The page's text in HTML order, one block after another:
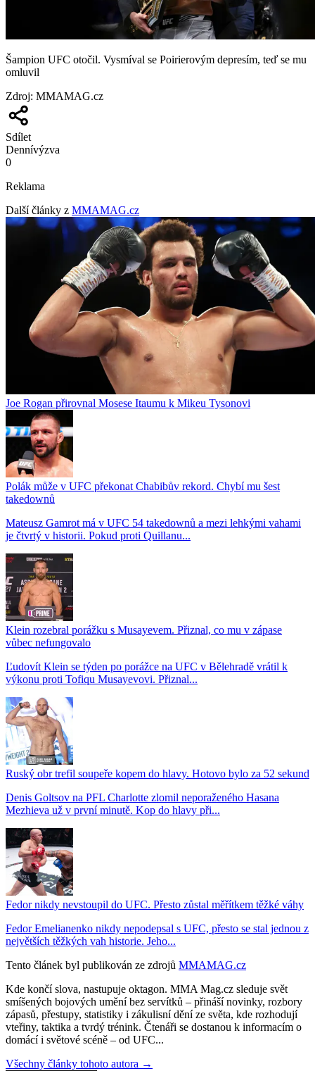
Šampion UFC otočil. Vysmíval se Poirierovým depresím, teď se mu
omluvil
Zdroj: MMAMAG.cz
Sdílet
Dennívýzva
0
Reklama
Další články z MMAMAG.cz
Joe Rogan přirovnal Mosese Itaumu k Mikeu Tysonovi
Polák může v UFC překonat Chabibův rekord. Chybí mu šest
takedownů
Mateusz Gamrot má v UFC 54 takedownů a mezi lehkými vahami
je čtvrtý v historii. Pokud proti Quillanu...
Klein rozebral porážku s Musayevem. Přiznal, co mu v zápase
vůbec nefungovalo
Ľudovít Klein se týden po porážce na UFC v Bělehradě vrátil k
výkonu proti Tofiqu Musayevovi. Přiznal...
Ruský obr trefil soupeře kopem do hlavy. Hotovo bylo za 52 sekund
Denis Goltsov na PFL Charlotte zlomil neporaženého Hasana
Mezhieva už v první minutě. Kop do hlavy při...
Fedor nikdy nevstoupil do UFC. Přesto zůstal měřítkem těžké váhy
Fedor Emelianenko nikdy nepodepsal s UFC, přesto se stal jednou z
největších těžkých vah historie. Jeho...
Tento článek byl publikován ze zdrojů MMAMAG.cz
Kde končí slova, nastupuje oktagon. MMA Mag.cz sleduje svět
smíšených bojových umění bez servítků – přináší novinky, rozbory
zápasů, přestupy, statistiky i zákulisní dění ze světa, kde rozhodují
vteřiny, taktika a tvrdý trénink. Čtenáři se dostanou k informacím o
domácí i světové scéně – od UFC...
Všechny články tohoto autora →